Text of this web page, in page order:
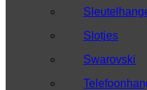
Slotjes
Swarovski